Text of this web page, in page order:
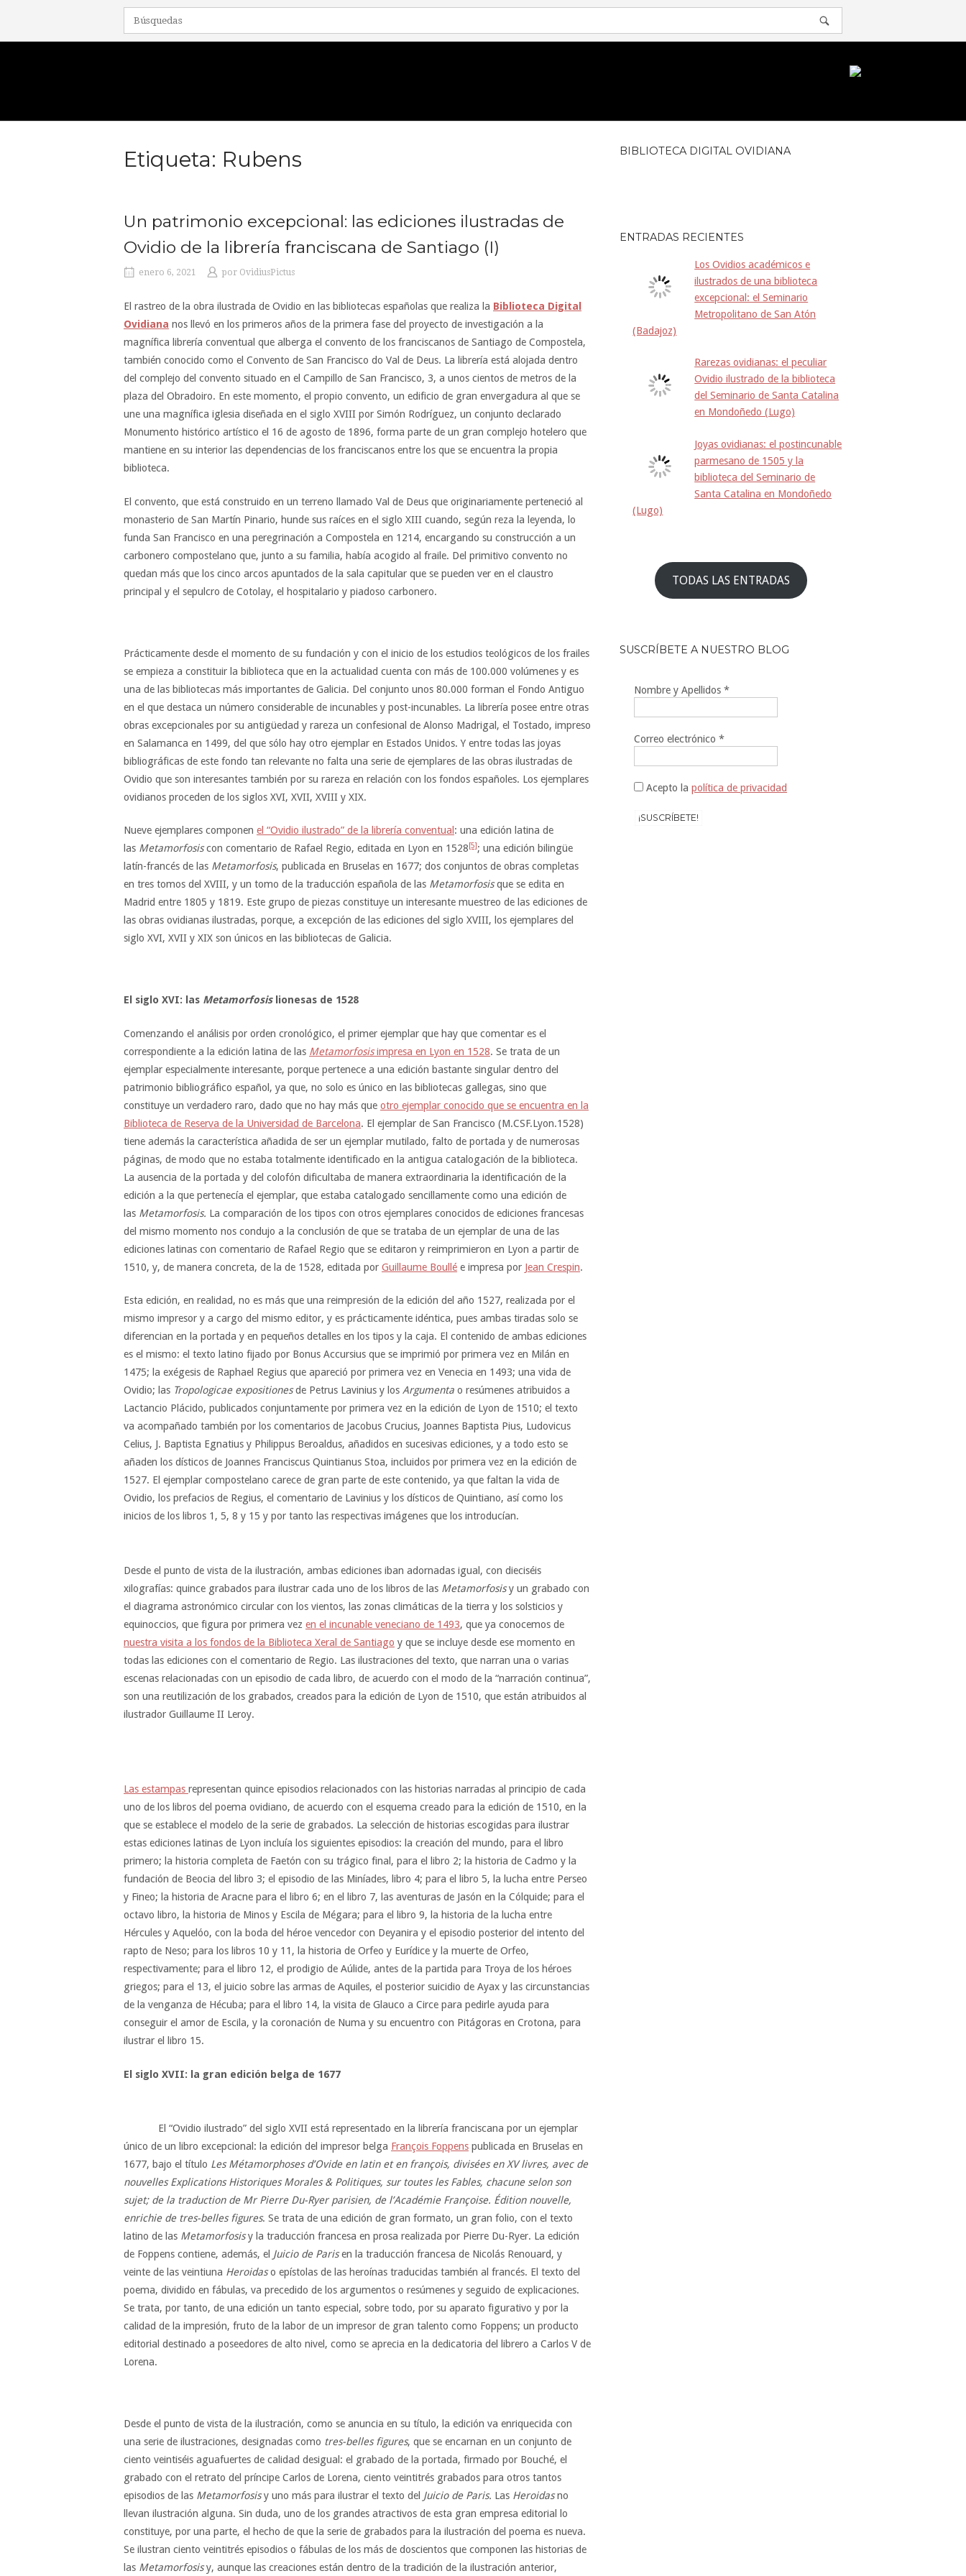
contenido
DE
Etiqueta: Rubens
Un patrimonio excepcional: las ediciones ilustradas de
Ovidio de la librería franciscana de Santiago (I)
enero 6, 2021 por OvidiusPictus
El rastreo de la obra ilustrada de Ovidio en las bibliotecas españolas que realiza la Biblioteca Digital
Ovidiana nos llevó en los primeros años de la primera fase del proyecto de investigación a la
magnífica librería conventual que alberga el convento de los franciscanos de Santiago de Compostela,
también conocido como el Convento de San Francisco do Val de Deus. La librería está alojada dentro
del complejo del convento situado en el Campillo de San Francisco, 3, a unos cientos de metros de la
plaza del Obradoiro. En este momento, el propio convento, un edificio de gran envergadura al que se
une una magnífica iglesia diseñada en el siglo XVIII por Simón Rodríguez, un conjunto declarado
Monumento histórico artístico el 16 de agosto de 1896, forma parte de un gran complejo hotelero que
mantiene en su interior las dependencias de los franciscanos entre los que se encuentra la propia
biblioteca.
El convento, que está construido en un terreno llamado Val de Deus que originariamente perteneció al
monasterio de San Martín Pinario, hunde sus raíces en el siglo XIII cuando, según reza la leyenda, lo
funda San Francisco en una peregrinación a Compostela en 1214, encargando su construcción a un
carbonero compostelano que, junto a su familia, había acogido al fraile. Del primitivo convento no
quedan más que los cinco arcos apuntados de la sala capitular que se pueden ver en el claustro
principal y el sepulcro de Cotolay, el hospitalario y piadoso carbonero.
Prácticamente desde el momento de su fundación y con el inicio de los estudios teológicos de los frailes
se empieza a constituir la biblioteca que en la actualidad cuenta con más de 100.000 volúmenes y es
una de las bibliotecas más importantes de Galicia. Del conjunto unos 80.000 forman el Fondo Antiguo
en el que destaca un número considerable de incunables y post-incunables. La librería posee entre otras
obras excepcionales por su antigüedad y rareza un confesional de Alonso Madrigal, el Tostado, impreso
en Salamanca en 1499, del que sólo hay otro ejemplar en Estados Unidos. Y entre todas las joyas
bibliográficas de este fondo tan relevante no falta una serie de ejemplares de las obras ilustradas de
Ovidio que son interesantes también por su rareza en relación con los fondos españoles. Los ejemplares
ovidianos proceden de los siglos XVI, XVII, XVIII y XIX.
Nueve ejemplares componen el “Ovidio ilustrado” de la librería conventual : una edición latina de
las Metamorfosiscon comentario de Rafael Regio, editada en Lyon en 1528[5]; una edición bilingüe
latín-francés de las Metamorfosis, publicada en Bruselas en 1677; dos conjuntos de obras completas
en tres tomos del XVIII, y un tomo de la traducción española de las Metamorfosisque se edita en
Madrid entre 1805 y 1819. Este grupo de piezas constituye un interesante muestreo de las ediciones de
las obras ovidianas ilustradas, porque, a excepción de las ediciones del siglo XVIII, los ejemplares del
siglo XVI, XVII y XIX son únicos en las bibliotecas de Galicia.
El siglo XVI: las Metamorfosislionesas de 1528
Comenzando el análisis por orden cronológico, el primer ejemplar que hay que comentar es el
correspondiente a la edición latina de las Metamorfosisimpresa en Lyon en 1528. Se trata de un
ejemplar especialmente interesante, porque pertenece a una edición bastante singular dentro del
patrimonio bibliográfico español, ya que, no solo es único en las bibliotecas gallegas, sino que
constituye un verdadero raro, dado que no hay más que otro ejemplar conocido que se encuentra en la
Biblioteca de Reserva de la Universidad de Barcelona. El ejemplar de San Francisco (M.CSF.Lyon.1528)
tiene además la característica añadida de ser un ejemplar mutilado, falto de portada y de numerosas
páginas, de modo que no estaba totalmente identificado en la antigua catalogación de la biblioteca.
La ausencia de la portada y del colofón dificultaba de manera extraordinaria la identificación de la
edición a la que pertenecía el ejemplar, que estaba catalogado sencillamente como una edición de
las Metamorfosis. La comparación de los tipos con otros ejemplares conocidos de ediciones francesas
del mismo momento nos condujo a la conclusión de que se trataba de un ejemplar de una de las
ediciones latinas con comentario de Rafael Regio que se editaron y reimprimieron en Lyon a partir de
1510, y, de manera concreta, de la de 1528, editada por Guillaume Boullé e impresa por Jean Crespin.
Esta edición, en realidad, no es más que una reimpresión de la edición del año 1527, realizada por el
mismo impresor y a cargo del mismo editor, y es prácticamente idéntica, pues ambas tiradas solo se
diferencian en la portada y en pequeños detalles en los tipos y la caja. El contenido de ambas ediciones
es el mismo: el texto latino fijado por Bonus Accursius que se imprimió por primera vez en Milán en
1475; la exégesis de Raphael Regius que apareció por primera vez en Venecia en 1493; una vida de
Ovidio; las Tropologicae expositionesde Petrus Lavinius y los Argumenta o resúmenes atribuidos a
Lactancio Plácido, publicados conjuntamente por primera vez en la edición de Lyon de 1510; el texto
va acompañado también por los comentarios de Jacobus Crucius, Joannes Baptista Pius, Ludovicus
Celius, J. Baptista Egnatius y Philippus Beroaldus, añadidos en sucesivas ediciones, y a todo esto se
añaden los dísticos de Joannes Franciscus Quintianus Stoa, incluidos por primera vez en la edición de
1527. El ejemplar compostelano carece de gran parte de este contenido, ya que faltan la vida de
Ovidio, los prefacios de Regius, el comentario de Lavinius y los dísticos de Quintiano, así como los
inicios de los libros 1, 5, 8 y 15 y por tanto las respectivas imágenes que los introducían.
Desde el punto de vista de la ilustración, ambas ediciones iban adornadas igual, con dieciséis
xilografías: quince grabados para ilustrar cada uno de los libros de las Metamorfosisy un grabado con
el diagrama astronómico circular con los vientos, las zonas climáticas de la tierra y los solsticios y
equinoccios, que figura por primera vez en el incunable veneciano de 1493, que ya conocemos de
nuestra visita a los fondos de la Biblioteca Xeral de Santiago y que se incluye desde ese momento en
todas las ediciones con el comentario de Regio. Las ilustraciones del texto, que narran una o varias
escenas relacionadas con un episodio de cada libro, de acuerdo con el modo de la “narración continua”,
son una reutilización de los grabados, creados para la edición de Lyon de 1510, que están atribuidos al
ilustrador Guillaume II Leroy.
Las estampas representan quince episodios relacionados con las historias narradas al principio de cada
uno de los libros del poema ovidiano, de acuerdo con el esquema creado para la edición de 1510, en la
que se establece el modelo de la serie de grabados. La selección de historias escogidas para ilustrar
estas ediciones latinas de Lyon incluía los siguientes episodios: la creación del mundo, para el libro
primero; la historia completa de Faetón con su trágico final, para el libro 2; la historia de Cadmo y la
fundación de Beocia del libro 3; el episodio de las Miníades, libro 4; para el libro 5, la lucha entre Perseo
y Fineo; la historia de Aracne para el libro 6; en el libro 7, las aventuras de Jasón en la Cólquide; para el
octavo libro, la historia de Minos y Escila de Mégara; para el libro 9, la historia de la lucha entre
Hércules y Aquelóo, con la boda del héroe vencedor con Deyanira y el episodio posterior del intento del
rapto de Neso; para los libros 10 y 11, la historia de Orfeo y Eurídice y la muerte de Orfeo,
respectivamente; para el libro 12, el prodigio de Aúlide, antes de la partida para Troya de los héroes
griegos; para el 13, el juicio sobre las armas de Aquiles, el posterior suicidio de Ayax y las circunstancias
de la venganza de Hécuba; para el libro 14, la visita de Glauco a Circe para pedirle ayuda para
conseguir el amor de Escila, y la coronación de Numa y su encuentro con Pitágoras en Crotona, para
ilustrar el libro 15.
El siglo XVII: la gran edición belga de 1677
El “Ovidio ilustrado” del siglo XVII está representado en la librería franciscana por un ejemplar
único de un libro excepcional: la edición del impresor belga François Foppens publicada en Bruselas en
1677, bajo el título Les Métamorphoses d’Ovide en latin et en françois, divisées en XV livres, avec de
nouvelles Explications Historiques Morales & Politiques, sur toutes les Fables, chacune selon son
sujet; de la traduction de Mr Pierre Du-Ryer parisien, de l’Académie Françoise. Édition nouvelle,
enrichie de tres-belles figures. Se trata de una edición de gran formato, un gran folio, con el texto
latino de las Metamorfosisy la traducción francesa en prosa realizada por Pierre Du-Ryer. La edición
de Foppens contiene, además, el Juicio de Parisen la traducción francesa de Nicolás Renouard, y
veinte de las veintiuna Heroidaso epístolas de las heroínas traducidas también al francés. El texto del
poema, dividido en fábulas, va precedido de los argumentos o resúmenes y seguido de explicaciones.
Se trata, por tanto, de una edición un tanto especial, sobre todo, por su aparato figurativo y por la
calidad de la impresión, fruto de la labor de un impresor de gran talento como Foppens; un producto
editorial destinado a poseedores de alto nivel, como se aprecia en la dedicatoria del librero a Carlos V de
Lorena.
Desde el punto de vista de la ilustración, como se anuncia en su título, la edición va enriquecida con
una serie de ilustraciones, designadas como tres-belles figures, que se encarnan en un conjunto de
ciento veintiséis aguafuertes de calidad desigual: el grabado de la portada, firmado por Bouché, el
grabado con el retrato del príncipe Carlos de Lorena, ciento veintitrés grabados para otros tantos
episodios de las Metamorfosisy uno más para ilustrar el texto del Juicio de Paris. Las Heroidasno
llevan ilustración alguna. Sin duda, uno de los grandes atractivos de esta gran empresa editorial lo
constituye, por una parte, el hecho de que la serie de grabados para la ilustración del poema es nueva.
Se ilustran ciento veintitrés episodios o fábulas de los más de doscientos que componen las historias de
las Metamorfosisy, aunque las creaciones están dentro de la tradición de la ilustración anterior,
BIBLIOTECA DIGITAL OVIDIANA
ENTRADAS RECIENTES
Los Ovidios académicos e
ilustrados de una biblioteca
excepcional: el Seminario
Metropolitano de San Atón
(Badajoz)
Rarezas ovidianas: el peculiar
Ovidio ilustrado de la biblioteca
del Seminario de Santa Catalina
en Mondoñedo (Lugo)
Joyas ovidianas: el postincunable
parmesano de 1505 y la
biblioteca del Seminario de
Santa Catalina en Mondoñedo
(Lugo)
TODAS LAS ENTRADAS
SUSCRÍBETE A NUESTRO BLOG
Nombre y Apellidos *
Correo electrónico *
Acepto la política de privacidad